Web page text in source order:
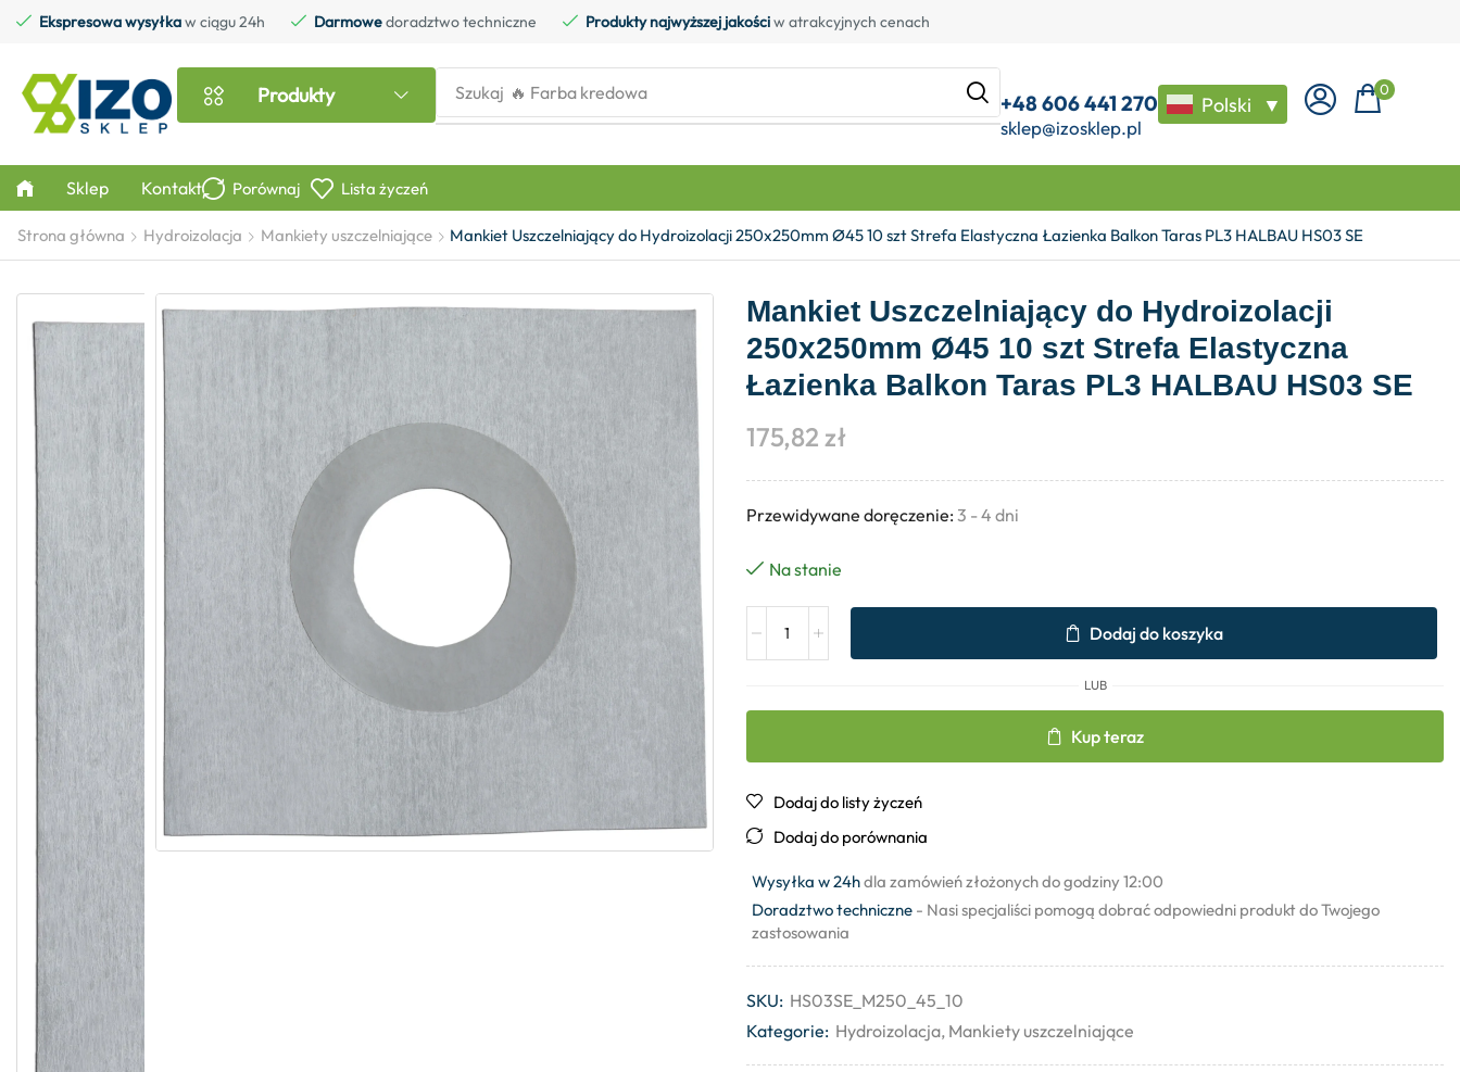
Ekspresowa wysyłkaw ciągu 24h Darmowedoradztwo techniczne Produkty najwyższej jakościw atrakcyjnych cenach
Produkty Szukaj 🔥 Farba kredowa +48 606 441 270
sklep@izosklep.pl
Polski ▼
0
Sklep Kontakt Porównaj Lista życzeń
Strona główna Hydroizolacja Mankiety uszczelniające Mankiet Uszczelniający do Hydroizolacji 250x250mm Ø45 10 szt Strefa Elastyczna Łazienka Balkon Taras PL3 HALBAU HS03 SE
Mankiet Uszczelniający do Hydroizolacji
250x250mm Ø45 10 szt Strefa Elastyczna
Łazienka Balkon Taras PL3 HALBAU HS03 SE
175,82 zł
Przewidywane doręczenie: 3 - 4 dni
Na stanie
Dodaj do koszyka
LUB
Kup teraz
Dodaj do listy życzeń
Dodaj do porównania
Wysyłka w 24hdla zamówień złożonych do godziny 12:00
Doradztwo techniczne - Nasi specjaliści pomogą dobrać odpowiedni produkt do Twojego
zastosowania
SKU: HS03SE_M250_45_10
Kategorie: Hydroizolacja, Mankiety uszczelniające